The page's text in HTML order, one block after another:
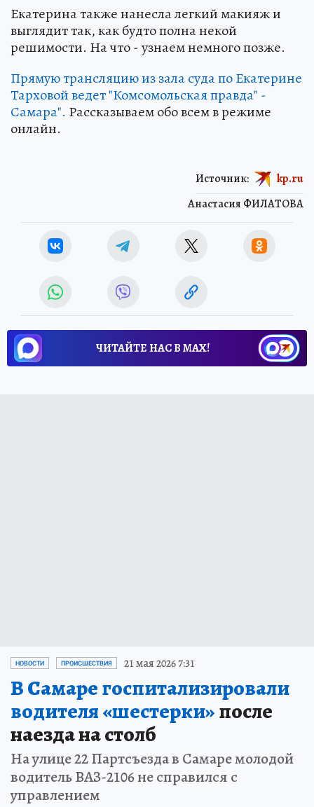
Екатерина также нанесла легкий макияж и
выглядит так, как будто полна некой
решимости. На что - узнаем немного позже.
Прямую трансляцию из зала суда по Екатерине
Тарховой ведет "Комсомольская правда" -
Самара". Рассказываем обо всем в режиме
онлайн.
Анастасия ФИЛАТОВА
Источник: kp.ru
ЧИТАЙТЕ НАС В МАХ!
НОВОСТИ ПРОИСШЕСТВИЯ 21 мая 2026 7:31
В Самаре госпитализировали
водителя «шестерки»после
наезда на столб
На улице 22 Партсъезда в Самаре молодой
водитель ВАЗ-2106 не справился с
управлением